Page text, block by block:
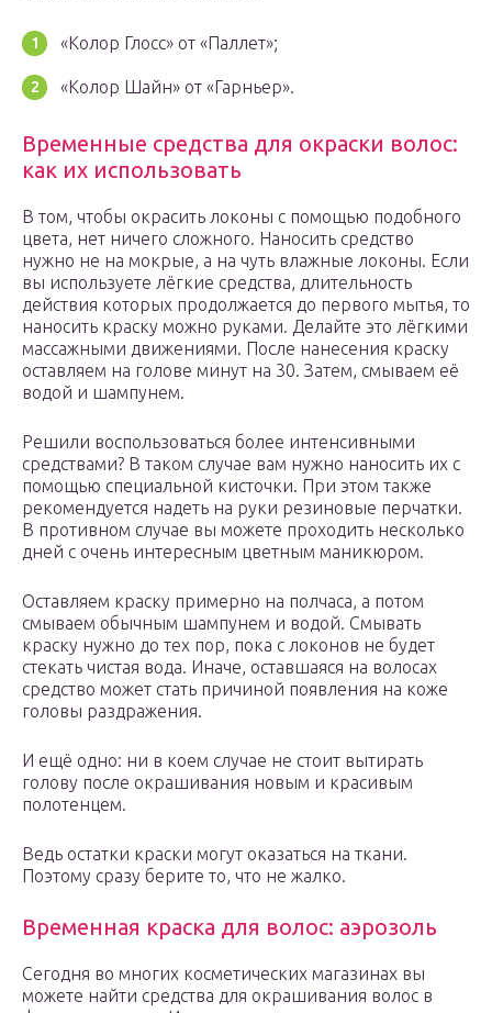
«Колор Глосс» от «Паллет»;
«Колор Шайн» от «Гарньер».
Временные средства для окраски волос:
как их использовать
В том, чтобы окрасить локоны с помощью подобного
цвета, нет ничего сложного. Наносить средство
нужно не на мокрые, а на чуть влажные локоны. Если
вы используете лёгкие средства, длительность
действия которых продолжается до первого мытья, то
наносить краску можно руками. Делайте это лёгкими
массажными движениями. После нанесения краску
оставляем на голове минут на 30. Затем, смываем её
водой и шампунем.
Решили воспользоваться более интенсивными
средствами? В таком случае вам нужно наносить их с
помощью специальной кисточки. При этом также
рекомендуется надеть на руки резиновые перчатки.
В противном случае вы можете проходить несколько
дней с очень интересным цветным маникюром.
Оставляем краску примерно на полчаса, а потом
смываем обычным шампунем и водой. Смывать
краску нужно до тех пор, пока с локонов не будет
стекать чистая вода. Иначе, оставшаяся на волосах
средство может стать причиной появления на коже
головы раздражения.
И ещё одно: ни в коем случае не стоит вытирать
голову после окрашивания новым и красивым
полотенцем.
Ведь остатки краски могут оказаться на ткани.
Поэтому сразу берите то, что не жалко.
Временная краска для волос: аэрозоль
Сегодня во многих косметических магазинах вы
можете найти средства для окрашивания волос в